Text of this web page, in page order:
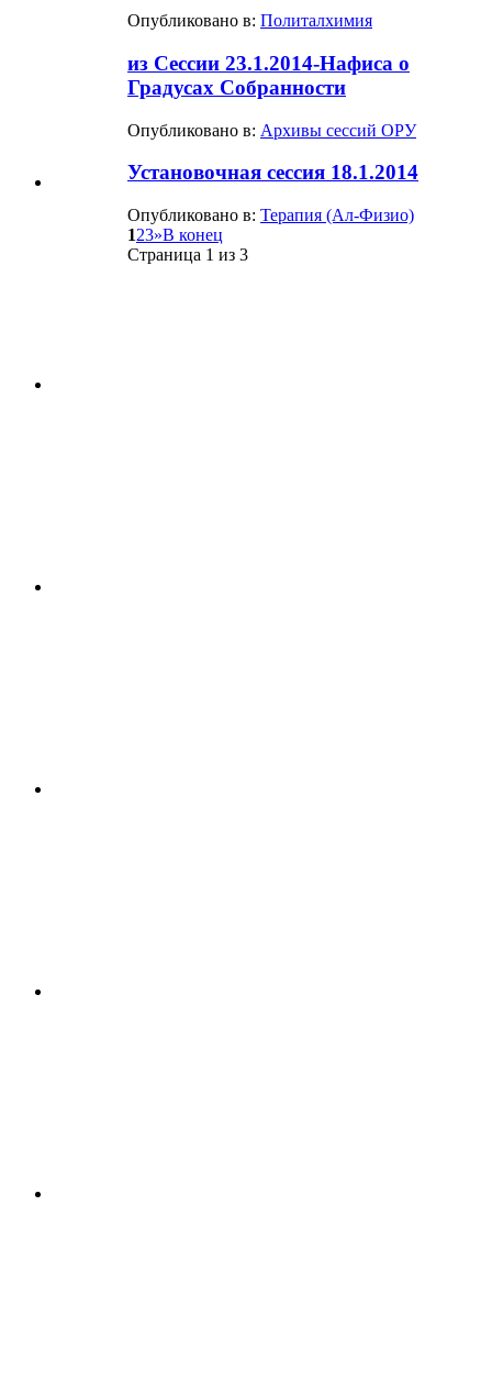
Опубликовано в: Политалхимия
из Сессии 23.1.2014-Нафиса о
Градусах Собранности
Опубликовано в: Архивы сессий ОРУ
Установочная сессия 18.1.2014
Опубликовано в: Терапия (Ал-Физио)
123»В конец
Страница 1 из 3